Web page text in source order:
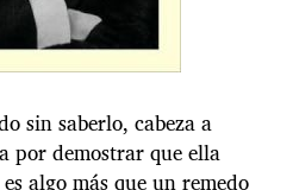
sin saberlo, cabeza a
por demostrar que ella
algo más que un remedo